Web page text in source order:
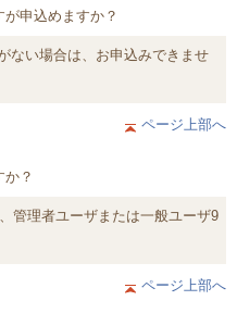
申込めますか？
ない場合は、お申込みできませ
ページ上部へ
？
管理者ユーザまたは一般ユーザ9
ページ上部へ